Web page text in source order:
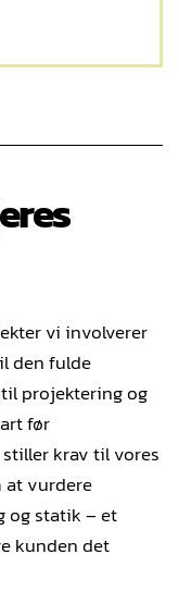
vi involverer
den fulde
projektering og
før
krav til vores
at vurdere
og statik – et
kunden det